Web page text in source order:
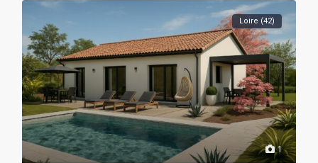
1
Loire (42)